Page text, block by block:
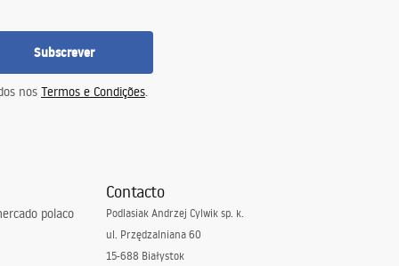
Subscrever
nos Termos e Condições.
polaco
Contacto
Podlasiak Andrzej Cylwik sp. k.
ul. Przędzalniana 60
15-688 Białystok